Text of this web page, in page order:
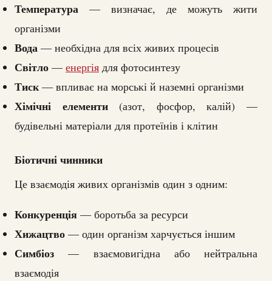
Температура — визначає, де можуть жити
організми
Вода — необхідна для всіх живих процесів
Світло — енергія для фотосинтезу
Тиск— впливає на морські й наземні організми
Хімічні елементи(азот, фосфор, калій) —
будівельні матеріали для протеїнів і клітин
Біотичні чинники
Це взаємодія живих організмів один з одним:
Конкуренція — боротьба за ресурси
Хижацтво — один організм харчується іншим
Симбіоз — взаємовигідна або нейтральна
взаємодія